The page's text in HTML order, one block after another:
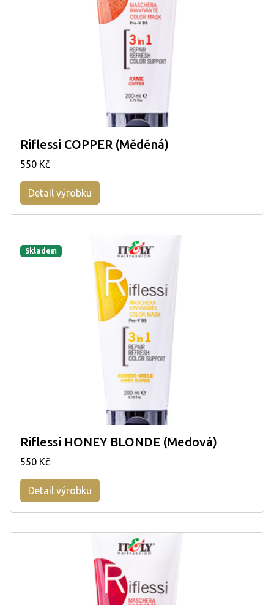
Riflessi COPPER (Měděná)
550 Kč
Detail výrobku
Skladem
Riflessi HONEY BLONDE (Medová)
550 Kč
Detail výrobku